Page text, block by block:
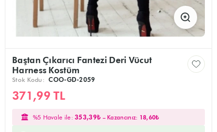
Baştan Çıkarıcı Fantezi Deri Vücut
Harness Kostüm
Stok Kodu: COO-GD-2059
371,99 TL
%5 Havale ile:353,39₺ – Kazancınız: 18,60₺